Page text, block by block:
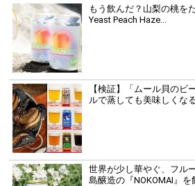
もう飲んだ？山梨の桃を
Yeast Peach Haze...
【検証】「ムール貝のビ
ルで蒸しても美味しくな
世界が少し華やぐ、フル
島醸造の『NOKOMAI』を